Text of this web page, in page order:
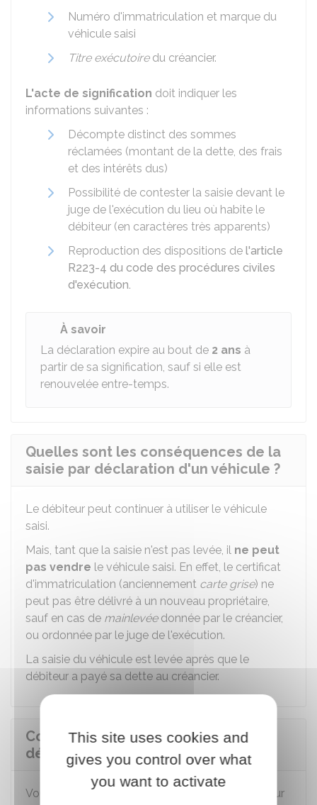
Numéro d'immatriculation et marque du
véhicule saisi
Titre exécutoiredu créancier.
L'acte de signification doit indiquer les
informations suivantes :
Décompte distinct des sommes
réclamées (montant de la dette, des frais
et des intérêts dus)
Possibilité de contester la saisie devant le
juge de l'exécution du lieu où habite le
débiteur (en caractères très apparents)
Reproduction des dispositions de l'article
R223-4 du code des procédures civiles
d'exécution.
À savoir
La déclaration expire au bout de 2 ans à
partir de sa signification, sauf si elle est
renouvelée entre-temps.
Quelles sont les conséquences de la
saisie par déclaration d'un véhicule ?
Le débiteur peut continuer à utiliser le véhicule
saisi.
Mais, tant que la saisie n'est pas levée, il ne peut
pas vendre le véhicule saisi. En effet, le certificat
d'immatriculation (anciennement carte grise) ne
peut pas être délivré à un nouveau propriétaire,
sauf en cas de mainlevéedonnée par le créancier,
ou ordonnée par le juge de l'exécution.
La saisie du véhicule est levée après que le
débiteur a payé sa dette au créancier.
Comment contester la saisie par
déclaration d'un véhicule ?
Vous pouvez contester la saisie, notamment pour
This site uses cookies and
gives you control over what
you want to activate